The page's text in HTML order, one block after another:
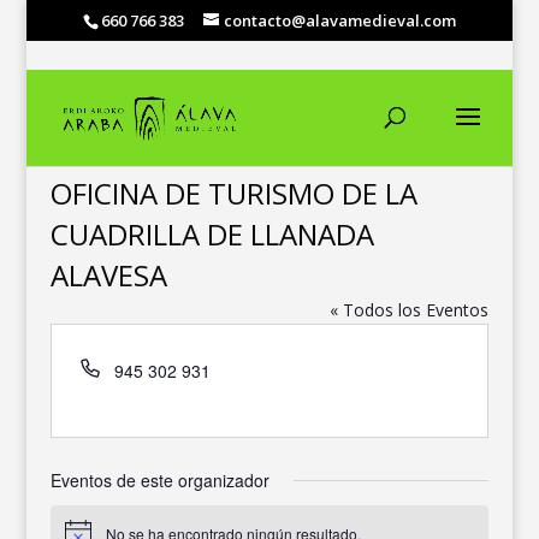
660 766 383 contacto@alavamedieval.com
OFICINA DE TURISMO DE LA
CUADRILLA DE LLANADA
ALAVESA
« Todos los Eventos
Teléfono
945 302 931
Eventos de este organizador
No se ha encontrado ningún resultado.